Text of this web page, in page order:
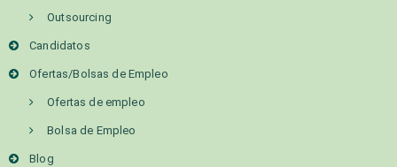
Outsourcing
Candidatos
Ofertas/Bolsas de Empleo
Ofertas de empleo
Bolsa de Empleo
Blog